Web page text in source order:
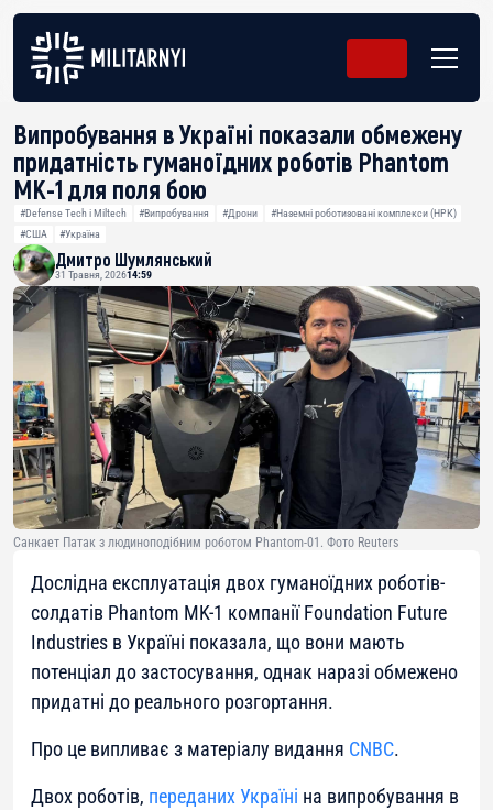
Випробування в Україні показали обмежену
придатність гуманоїдних роботів Phantom
MK-1 для поля бою
#Defense Tech і Miltech #Випробування #Дрони
#Наземні роботизовані комплекси (НРК)
#США
#Україна
Дмитро Шумлянський
31 Травня, 202614:59
Санкает Патак з людиноподібним роботом Phantom-01. Фото Reuters
Дослідна експлуатація двох гуманоїдних роботів-
солдатів Phantom MK-1 компанії Foundation Future
Industries в Україні показала, що вони мають
потенціал до застосування, однак наразі обмежено
придатні до реального розгортання.
Про це випливає з матеріалу видання CNBC.
Двох роботів, переданих Україні на випробування в